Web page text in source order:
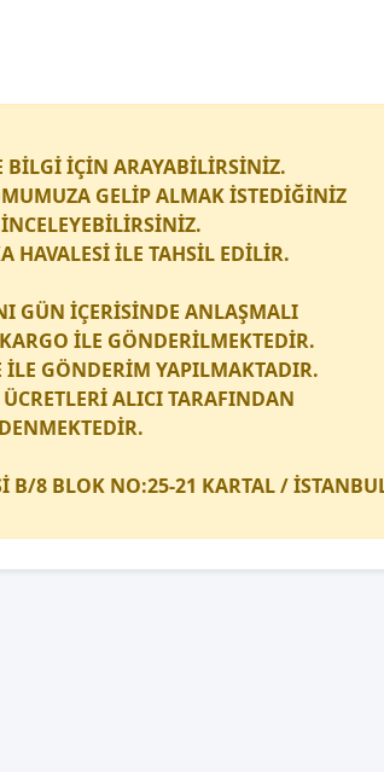
BİLGİ İÇİN ARAYABİLİRSİNİZ.
GELİP ALMAK İSTEDİĞİNİZ
HAVALESİ İLE TAHSİL EDİLİR.
GÜN İÇERİSİNDE ANLAŞMALI
İLE GÖNDERİLMEKTEDİR.
İLE GÖNDERİM YAPILMAKTADIR.
ÜCRETLERİ ALICI TARAFINDAN
B/8 BLOK NO:25-21 KARTAL /